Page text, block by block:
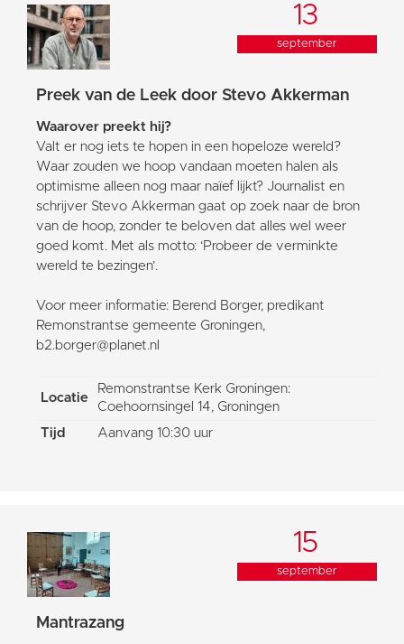
13
september
Preek van de Leek door Stevo Akkerman
Waarover preekt hij?
Valt er nog iets te hopen in een hopeloze wereld?
Waar zouden we hoop vandaan moeten halen als
optimisme alleen nog maar naïef lijkt? Journalist en
schrijver Stevo Akkerman gaat op zoek naar de bron
van de hoop, zonder te beloven dat alles wel weer
goed komt. Met als motto: ‘Probeer de verminkte
wereld te bezingen’.
Voor meer informatie: Berend Borger, predikant
Remonstrantse gemeente Groningen,
b2.borger@planet.nl
Locatie
Remonstrantse Kerk Groningen:
Coehoornsingel 14, Groningen
Tijd
Aanvang 10:30 uur
15
september
Mantrazang